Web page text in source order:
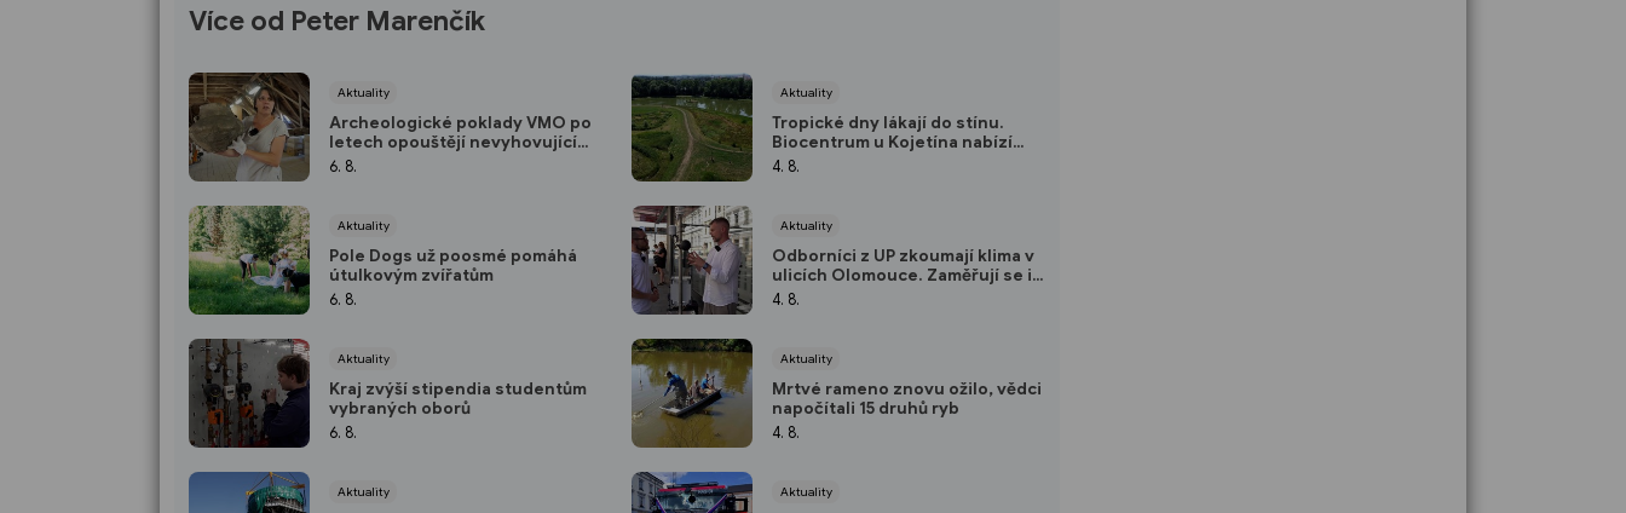
Více od Peter Marenčík
Aktuality
Archeologické poklady VMO po
letech opouštějí nevyhovující
depozitář
6. 8.
Aktuality
Pole Dogs už poosmé pomáhá
útulkovým zvířatům
6. 8.
Aktuality
Kraj zvýší stipendia studentům
vybraných oborů
6. 8.
Aktuality
Aktuality
Tropické dny lákají do stínu.
Biocentrum u Kojetína nabízí
přírodu i nové mokřady
4. 8.
Aktuality
Odborníci z UP zkoumají klima v
ulicích Olomouce. Zaměřují se i
na přehřáté zastávky
4. 8.
Aktuality
Mrtvé rameno znovu ožilo, vědci
napočítali 15 druhů ryb
4. 8.
Aktuality